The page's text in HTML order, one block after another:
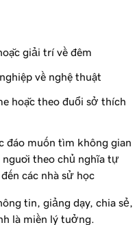
giải trí về đêm
về nghệ thuật
hoặc theo đuổi sở thích
đáo muốn tìm không gian
theo chủ nghĩa tự
các nhà sử học
tin, giảng dạy, chia sẻ,
là miền lý tưởng.